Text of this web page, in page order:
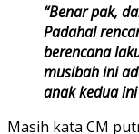
“Benar pak,
Padahal
berencana
musibah ini
anak kedua
Masih kata CM